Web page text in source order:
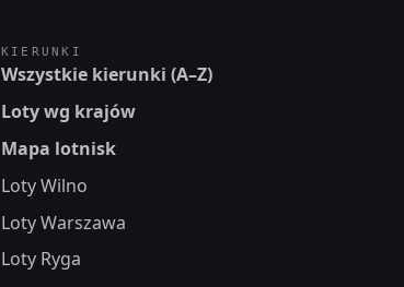
KIERUNKI
Wszystkie kierunki (A–Z)
Loty wg krajów
Mapa lotnisk
Loty Wilno
Loty Warszawa
Loty Ryga